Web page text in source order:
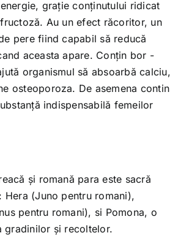
graţie conţinutului ridicat
Au un efect răcoritor, un
pere fiind capabil să reducă
aceasta apare. Conţin bor -
organismul să absoarbă calciu,
osteoporoza. De asemena contin
indispensabilă femeilor
şi romană para este sacră
Hera (Juno pentru romani),
pentru romani), si Pomona, o
gradinilor şi recoltelor.